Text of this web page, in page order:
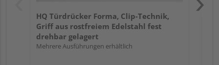
HQ Türdrücker Forma, Clip-Technik,
Griff aus rostfreiem Edelstahl fest
drehbar gelagert
Mehrere Ausführungen erhältlich